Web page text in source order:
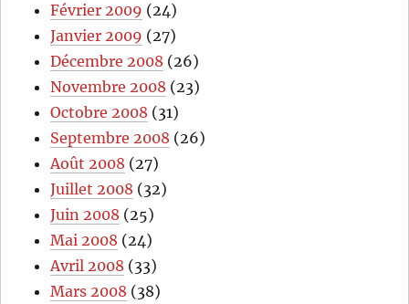
Février 2009 (24)
Janvier 2009 (27)
Décembre 2008 (26)
Novembre 2008 (23)
Octobre 2008 (31)
Septembre 2008 (26)
Août 2008 (27)
Juillet 2008 (32)
Juin 2008 (25)
Mai 2008 (24)
Avril 2008 (33)
Mars 2008 (38)